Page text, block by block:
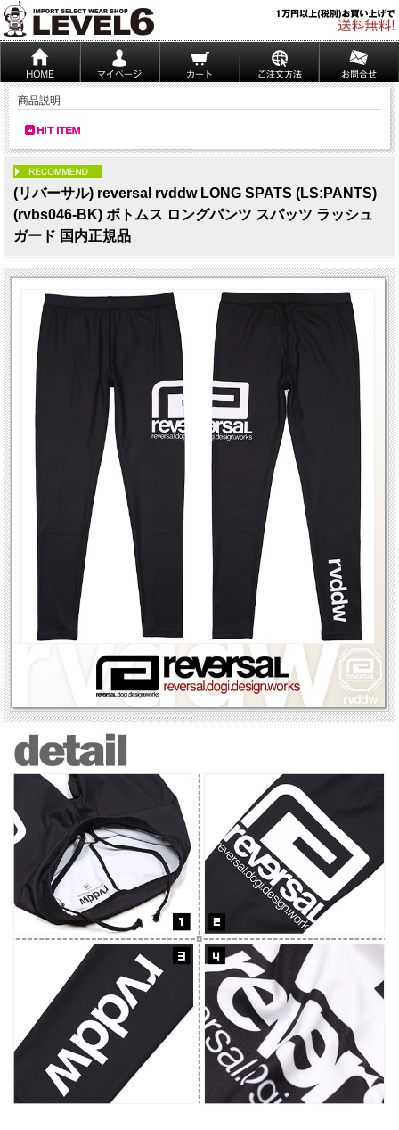
商品説明
(リバーサル) reversal rvddw LONG SPATS (LS:PANTS)
(rvbs046-BK) ボトムス ロングパンツ スパッツ ラッシュ
ガード 国内正規品